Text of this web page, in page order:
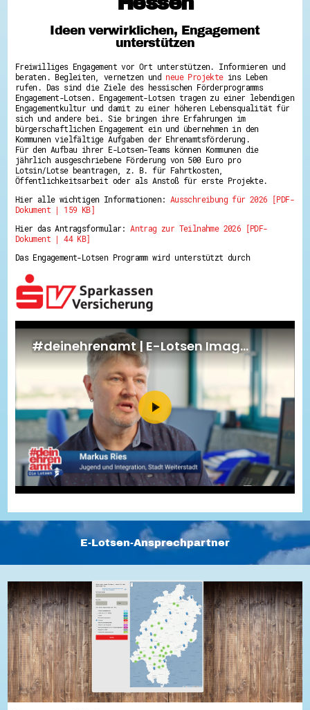
Hessen hilft Ukraine
Zeig uns dein Ehrenamt
Wettbewerb | Trikotwettbewerb
Wettbewerb | 80 Jahre Hessen - Engagement
mit Herz
8 Vereine x 80 Jahre x 1.000 €
Ausgezeichnete Projekte
Menschen des Respekts
SHARE IT: Teile deine Infos!
Gestalte dein Ehrenamt
Ehrenamts-Card Hessen
Engagement-Lotsen
Crowdfunding - Viele schaffen mehr
Ehrentag
Hessen engagiert - Digitale Themenabende
Kompetenznachweis Hessen
Service-Learning
Mach dich schlau
GEMA-Pakt
Di@-Lotsen in Hessen
Energiepreiskrise und Ehrenamt
Flüchtlingshilfe + Integration
Generationsübergreifend aktiv
Patenschaftsprojekte
Qualifizierung & Fortbildung
Stiftungen
Vereine, Spenden, Steuern - Gut zu Wissen
Versicherungsschutz
Wissenswertes rund um dein Ehrenamt
Zahlen, Daten, Fakten aus Hessen
Service
Suche
Downloads
Kontakt
Impressum
Barriere melden
Ideen verwirklichen, Engagement
unterstützen
Freiwilliges Engagement vor Ort unterstützen. Informieren und
beraten. Begleiten, vernetzen und neue Projekteins Leben
rufen. Das sind die Ziele des hessischen Förderprogramms
Engagement-Lotsen. Engagement-Lotsen tragen zu einer lebendigen
Engagementkultur und damit zu einer höheren Lebensqualität für
sich und andere bei. Sie bringen ihre Erfahrungen im
bürgerschaftlichen Engagement ein und übernehmen in den
Kommunen vielfältige Aufgaben der Ehrenamtsförderung.
Für den Aufbau ihrer E-Lotsen-Teams können Kommunen die
jährlich ausgeschriebene Förderung von 500 Euro pro
Lotsin/Lotse beantragen, z. B. für Fahrtkosten,
Öffentlichkeitsarbeit oder als Anstoß für erste Projekte.
Hier alle wichtigen Informationen: Ausschreibung für 2026 [PDF-
Dokument | 159 KB]
Hier das Antragsformular:Antrag zur Teilnahme 2026 [PDF-
Dokument | 44 KB]
Das Engagement-Lotsen Programm wird unterstützt durch
E-Lotsen-Ansprechpartner